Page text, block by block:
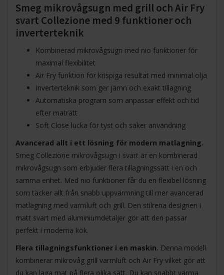
Smeg mikrovågsugn med grill och Air Fry
svart Collezione med 9 funktioner och
inverterteknik
Kombinerad mikrovågsugn med nio funktioner för
maximal flexibilitet
Air Fry funktion för krispiga resultat med minimal olja
Inverterteknik som ger jämn och exakt tillagning
Automatiska program som anpassar effekt och tid
efter maträtt
Soft Close lucka för tyst och säker användning
Avancerad allt i ett lösning för modern matlagning.
Smeg Collezione mikrovågsugn i svart är en kombinerad
mikrovågsugn som erbjuder flera tillagningssätt i en och
samma enhet. Med nio funktioner får du en flexibel lösning
som täcker allt från snabb uppvärmning till mer avancerad
matlagning med varmluft och grill. Den stilrena designen i
matt svart med aluminiumdetaljer gör att den passar
perfekt i moderna kök.
Flera tillagningsfunktioner i en maskin. Denna modell
kombinerar mikrovåg grill varmluft och Air Fry vilket gör att
du kan laga mat på flera olika sätt. Du kan snabbt värma